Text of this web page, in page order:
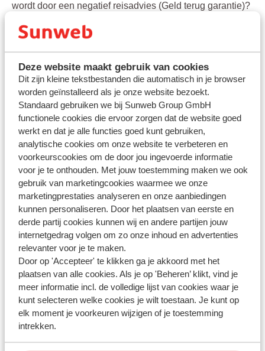
Deze website maakt gebruik van cookies
Dit zijn kleine tekstbestanden die automatisch in je browser
worden geïnstalleerd als je onze website bezoekt.
Standaard gebruiken we bij Sunweb Group GmbH
functionele cookies die ervoor zorgen dat de website goed
werkt en dat je alle functies goed kunt gebruiken,
analytische cookies om onze website te verbeteren en
voorkeurscookies om de door jou ingevoerde informatie
voor je te onthouden. Met jouw toestemming maken we ook
gebruik van marketingcookies waarmee we onze
marketingprestaties analyseren en onze aanbiedingen
kunnen personaliseren. Door het plaatsen van eerste en
derde partij cookies kunnen wij en andere partijen jouw
internetgedrag volgen om zo onze inhoud en advertenties
relevanter voor je te maken.
Door op 'Accepteer' te klikken ga je akkoord met het
plaatsen van alle cookies. Als je op 'Beheren’ klikt, vind je
meer informatie incl. de volledige lijst van cookies waar je
kunt selecteren welke cookies je wilt toestaan. Je kunt op
elk moment je voorkeuren wijzigen of je toestemming
intrekken.
wordt door een negatief reisadvies (Geld terug garantie)?
Laatst gewijzigd op Do, 5 Dec, 2024 om 5:39 PM
(repatriëringsgarantie)?
Laatst gewijzigd op Do, 5 Dec, 2024 om 5:40 PM
Wat is de laagsteprijsgarantie van Sunweb?
Laatst gewijzigd op Ma, 12 Jan om 12:29 PM
Heb jij jouw antwoord niet
gevonden?
Whatsapp ons!
WhatsApp ons op het nummer+31102802290 . Je kunt
ons op hetzelfde nummer ook bellen, houd dan
rekening met langere wachttijden.